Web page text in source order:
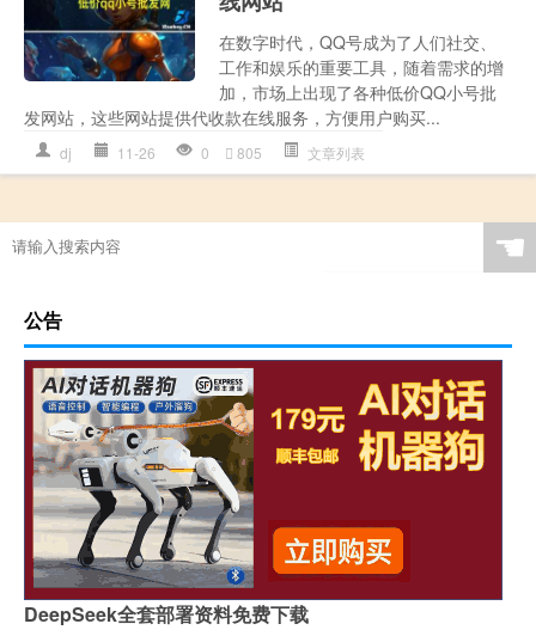
在数字时代，QQ号成为了人们社交、
工作和娱乐的重要工具，随着需求的增
加，市场上出现了各种低价QQ小号批
发网站，这些网站提供代收款在线服务，方便用户购买...
dj 11-26 0 805 文章列表
☚
公告
DeepSeek全套部署资料免费下载